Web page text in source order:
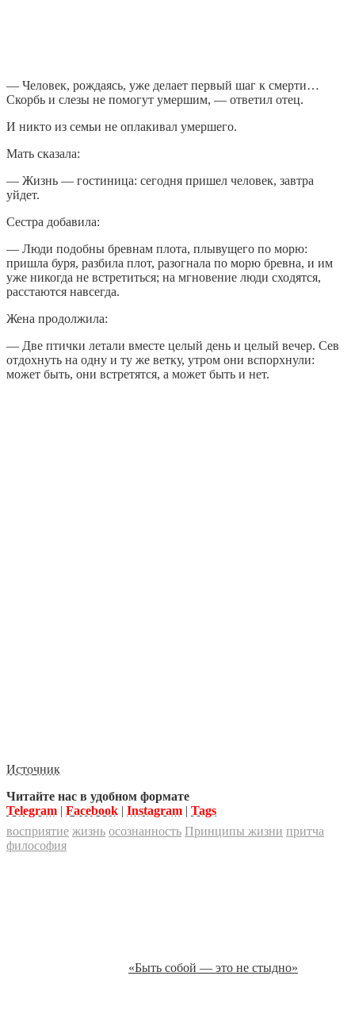
— Человек, рождаясь, уже делает первый шаг к смерти…
Скорбь и слезы не помогут умершим, — ответил отец.
И никто из семьи не оплакивал умершего.
Мать сказала:
— Жизнь — гостиница: сегодня пришел человек, завтра
уйдет.
Сестра добавила:
— Люди подобны бревнам плота, плывущего по морю:
пришла буря, разбила плот, разогнала по морю бревна, и им
уже никогда не встретиться; на мгновение люди сходятся,
расстаются навсегда.
Жена продолжила:
— Две птички летали вместе целый день и целый вечер. Сев
отдохнуть на одну и ту же ветку, утром они вспорхнули:
может быть, они встретятся, а может быть и нет.
Источник
Читайте нас в удобном формате
Telegram | Facebook | Instagram | Tags
восприятие жизнь осознанность Принципы жизни притча
философия
«Быть собой — это не стыдно»